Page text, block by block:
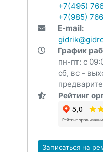
+7(495)
+7(985)
E-mail:
График
пн-пт: с
сб, вс -
Рейтинг
Записаться на